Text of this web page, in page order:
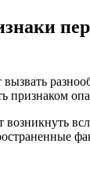
признаком